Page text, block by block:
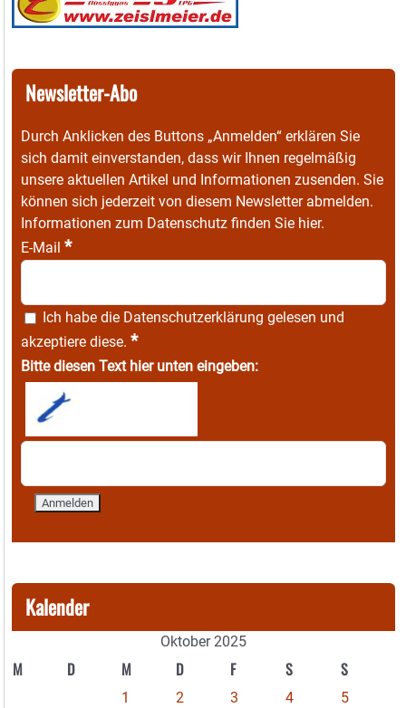
Newsletter-Abo
Durch Anklicken des Buttons „Anmelden“ erklären Sie
sich damit einverstanden, dass wir Ihnen regelmäßig
unsere aktuellen Artikel und Informationen zusenden. Sie
können sich jederzeit von diesem Newsletter abmelden.
Informationen zum Datenschutz finden Sie hier.
E-Mail *
Ich habe die Datenschutzerklärung gelesen und
akzeptiere diese. *
Bitte diesen Text hier unten eingeben:
Kalender
Oktober 2025
M D M D F S S
1 2 3 4
5